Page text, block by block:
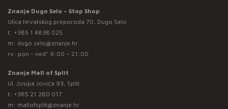
Znanje Dugo Selo – Stop Shop
Ulica Hrvatskog preporoda 70, Dugo Selo
t: +385 1 4838 025
m: dugo.selo@znanje.hr
rv: pon - ned* 9:00 – 21:00
Znanje Mall of Split
Ul. Josipa Jovića 93, Split
t: +385 21 280 017
m: mallofsplit@znanje.hr